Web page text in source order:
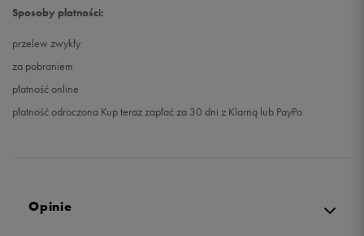
Sposoby płatności:
przelew zwykły
za pobraniem
płatność online
płatność odroczona Kup teraz zapłać za 30 dni z Klarną lub PayPo
Opinie